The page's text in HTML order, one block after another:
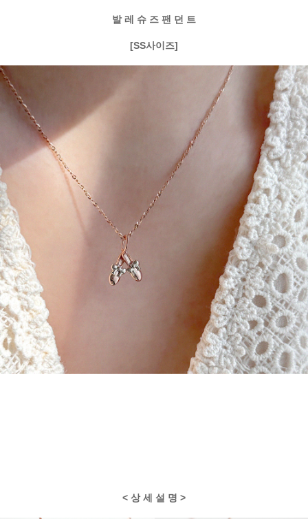
발 레 슈 즈 팬 던 트
[SS사이즈]
< 상 세 설 명 >